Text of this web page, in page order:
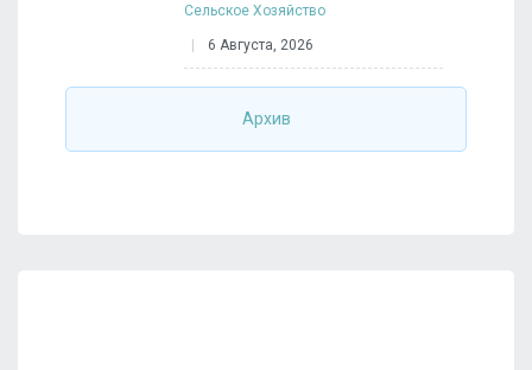
Сельское Хозяйство
6 Августа, 2026
Архив